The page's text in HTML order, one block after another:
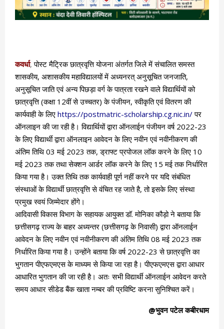
कवर्धा,पोस्ट मैट्रिक छात्रवृत्ति योजना अंतर्गत जिले में संचालित समस्त
शासकीय, अशासकीय महाविद्यालयों में अध्यनरत् अनुसूचित जनजाति,
अनुसूचित जाति एवं अन्य पिछड़ा वर्ग के पात्रता रखने वाले विद्यार्थियों को
छात्रवृत्ति (कक्षा 12वीं से उच्चतर) के पंजीयन, स्वीकृति एवं वितरण की
कार्यवाही के लिए https://postmatric-scholarship.cg.nic.in/पर
ऑनलाइन की जा रही है। विद्यार्थियों द्वारा ऑनलाईन पंजीयन वर्ष 2022-23
के लिए विद्यार्थी द्वारा ऑनलाइन आवेदन के लिए नवीन एवं नवीनीकरण की
अंतिम तिथि 03 मई 2023 तक, ड्राफ्ट प्रपोजल लॉक करने के लिए 10
मई 2023 तक तथा सेक्शन आर्डर लॉक करने के लिए 15 मई तक निर्धारित
किया गया है। उक्त तिथि तक कार्यवाही पूर्ण नहीं करने पर यदि संबंधित
संस्थाओं के विद्यार्थी छात्रवृत्ति से वंचित रह जाते है, तो इसके लिए संस्था
प्रमुख स्वयं जिम्मेदार होंगे।
आदिवासी विकास विभाग के सहायक आयुक्त डॉ. मोनिका कौड़ो ने बताया कि
छत्तीसगढ़ राज्य के बाहर अध्यन्तर (छत्तीसगढ़ के निवासी) द्वारा ऑनलाईन
आवेदन के लिए नवीन एवं नवीनीकरण की अंतिम तिथि 08 मई 2023 तक
निर्धारित किया गया है। उन्होंने बताया कि वर्ष 2022-23 से छात्रवृत्ति का
भुगतान पीएफएमएस के माध्यम से किया जा रहा है। पीएफएमएस द्वारा आधार
आधारित भुगतान की जा रही है। अतः सभी विद्यार्थी ऑनलाईन आवेदन करते
समय आधार सीडेड बैंक खाता नम्बर की प्रविष्टि करना सुनिश्चित करें।
@भुवन पटेल कबीरधाम